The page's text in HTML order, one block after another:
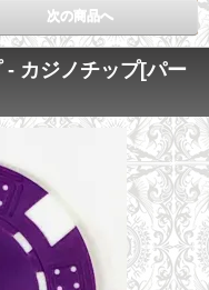
次の商品へ
- カジノチップ[パー